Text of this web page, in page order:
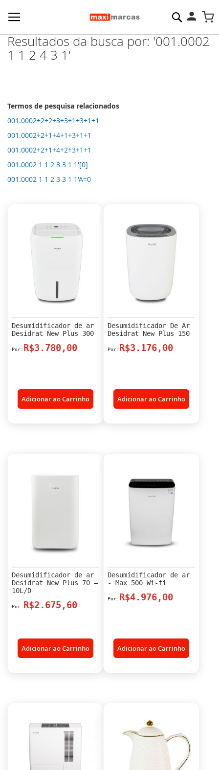
Pesquisa
Resultados da busca por: '001.0002
1 1 2 4 3 1'
Termos de pesquisa relacionados
001.0002+2+2+3+3+1+3+1+1
001.0002+2+1+4+1+3+1+1
001.0002+2+1+4+2+3+1+1
001.0002 1 1 2 3 3 1 1'[0]
001.0002 1 1 2 3 3 1 1'A=0
Desumidificador de ar
Desidrat New Plus 300
R$3.780,00
Adicionar ao Carrinho
Desumidificador De Ar
Desidrat New Plus 150
R$3.176,00
Adicionar ao Carrinho
Desumidificador de ar
Desidrat New Plus 70 –
10L/D
R$2.675,60
Adicionar ao Carrinho
Desumidificador de ar
- Max 500 Wi-fi
R$4.976,00
Adicionar ao Carrinho